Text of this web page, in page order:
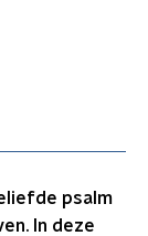
psalm
In deze